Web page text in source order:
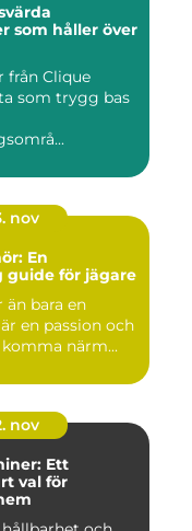
som håller över
från Clique
som trygg bas
nov
En
guide för jägare
än bara en
en passion och
närm...
nov
Ett
val för